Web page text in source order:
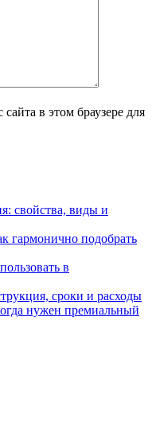
в этом браузере для
свойства, виды и
гармонично подобрать
в
сроки и расходы
нужен премиальный